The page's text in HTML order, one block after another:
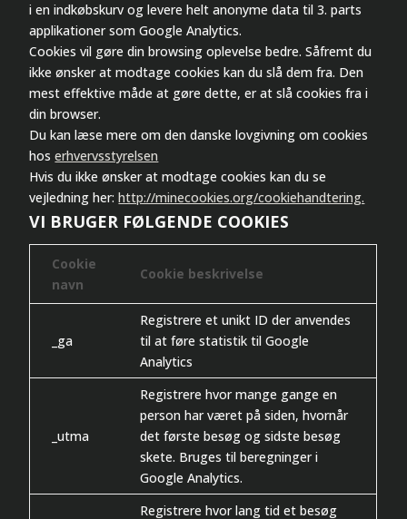
i en indkøbskurv og levere helt anonyme data til 3. parts
applikationer som Google Analytics.
Cookies vil gøre din browsing oplevelse bedre. Såfremt du
ikke ønsker at modtage cookies kan du slå dem fra. Den
mest effektive måde at gøre dette, er at slå cookies fra i
din browser.
Du kan læse mere om den danske lovgivning om cookies
hoserhvervsstyrelsen
Hvis du ikke ønsker at modtage cookies kan du se
vejledning her:http://minecookies.org/cookiehandtering.
VI BRUGER FØLGENDE COOKIES
Cookie
navn
Cookie beskrivelse
_ga
Registrere et unikt ID der anvendes
til at føre statistik til Google
Analytics
_utma
Registrere hvor mange gange en
person har været på siden, hvornår
det første besøg og sidste besøg
skete. Bruges til beregninger i
Google Analytics.
Registrere hvor lang tid et besøg